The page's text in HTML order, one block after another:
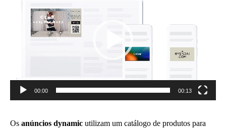
00:00 00:13
Os anúncios dynamic utilizam um catálogo de produtos para